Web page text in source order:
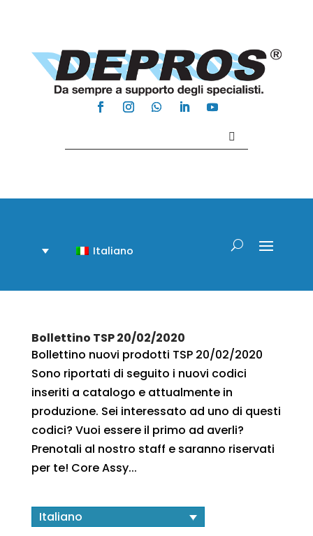
Italiano
Bollettino TSP 20/02/2020
Bollettino nuovi prodotti TSP 20/02/2020
Sono riportati di seguito i nuovi codici
inseriti a catalogo e attualmente in
produzione. Sei interessato ad uno di questi
codici? Vuoi essere il primo ad averli?
Prenotali al nostro staff e saranno riservati
per te! Core Assy...
Italiano